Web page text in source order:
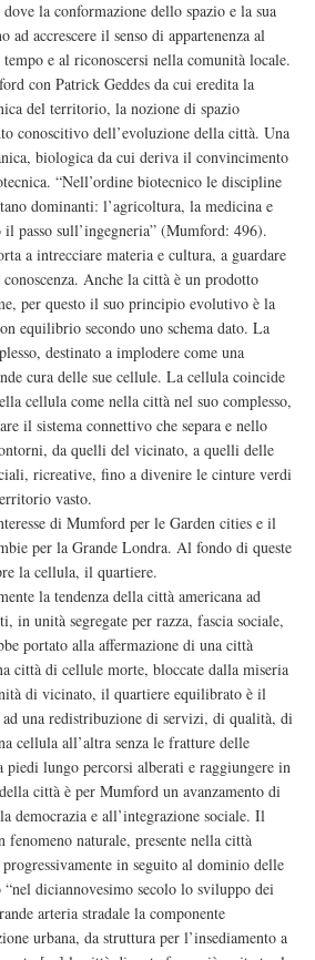
la conformazione dello spazio e la sua
accrescere il senso di appartenenza al
e al riconoscersi nella comunità locale.
con Patrick Geddes da cui eredita la
del territorio, la nozione di spazio
conoscitivo dell’evoluzione della città. Una
biologica da cui deriva il convincimento
“Nell’ordine biotecnico le discipline
dominanti: l’agricoltura, la medicina e
il passo sull’ingegneria” (Mumford: 496).
a intrecciare materia e cultura, a guardare
Anche la città è un prodotto
per questo il suo principio evolutivo è la
equilibrio secondo uno schema dato. La
destinato a implodere come una
cura delle sue cellule. La cellula coincide
cellula come nella città nel suo complesso,
il sistema connettivo che separa e nello
da quelli del vicinato, a quelli delle
ricreative, fino a divenire le cinture verdi
vasto.
di Mumford per le Garden cities e il
per la Grande Londra. Al fondo di queste
la cellula, il quartiere.
la tendenza della città americana ad
in unità segregate per razza, fascia sociale,
portato alla affermazione di una città
città di cellule morte, bloccate dalla miseria
di vicinato, il quartiere equilibrato è il
una redistribuzione di servizi, di qualità, di
cellula all’altra senza le fratture delle
piedi lungo percorsi alberati e raggiungere in
città è per Mumford un avanzamento di
democrazia e all’integrazione sociale. Il
fenomeno naturale, presente nella città
in seguito al dominio delle
diciannovesimo secolo lo sviluppo dei
arteria stradale la componente
urbana, da struttura per l’insediamento a